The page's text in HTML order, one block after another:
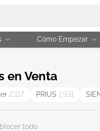
Cómo Empezar
en Venta
2,117 PRIUS 1,931
todo